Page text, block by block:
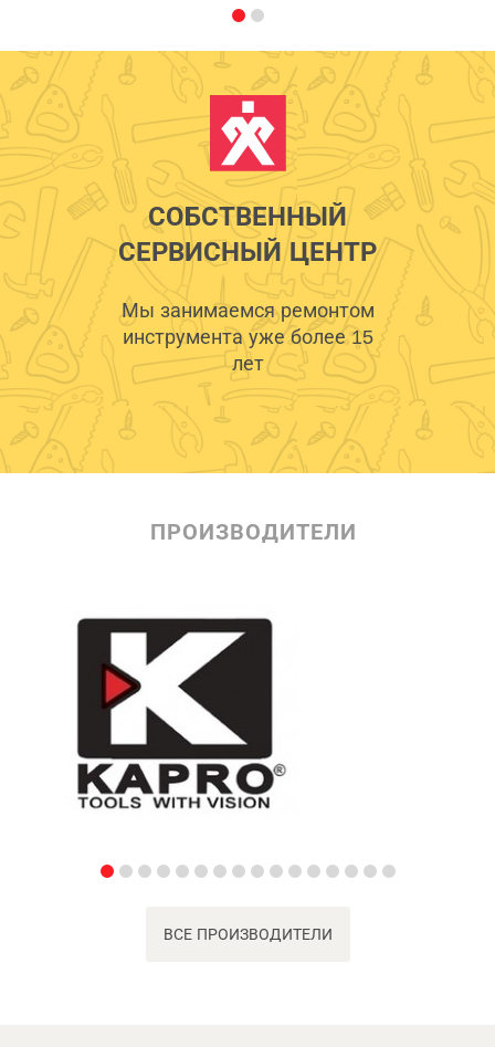
СОБСТВЕННЫЙ
СЕРВИСНЫЙ ЦЕНТР
Мы занимаемся ремонтом
инструмента уже более 15
лет
ПРОИЗВОДИТЕЛИ
ВСЕ ПРОИЗВОДИТЕЛИ